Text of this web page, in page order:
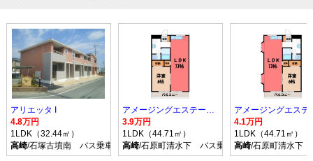
アリエッタ I
4.8万円
1LDK（32.44㎡）
高崎/石塚古墳南 バス乗車時間22分 停歩12分
アメージングエステート B
3.9万円
1LDK（44.71㎡）
高崎/石原町清水下 バス乗車時間26分 停歩3分
4.1万円
1LDK（44.71㎡）
高崎/石原町清水下